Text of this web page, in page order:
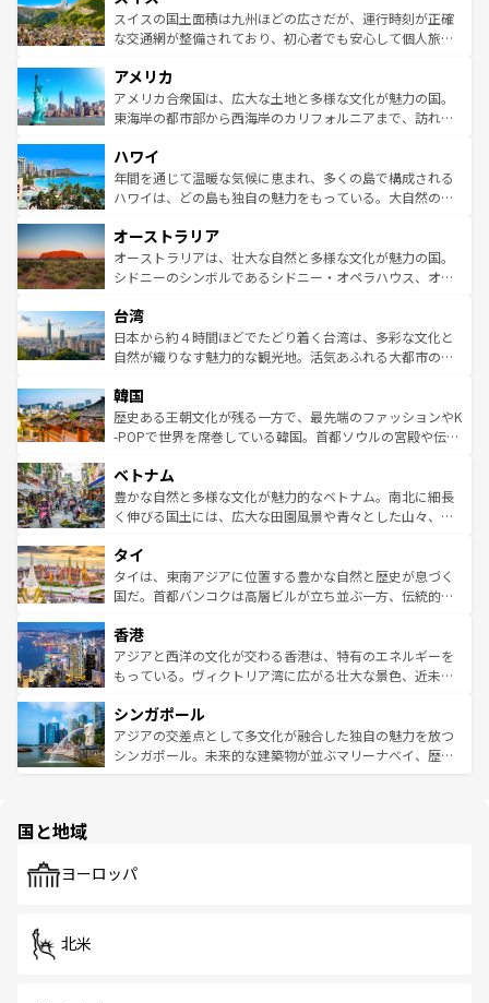
きるだろう。 なお、新着のフランス情報はコンテンツ一覧
を参照してほしい。
ドイツ情報はコンテンツ一覧を参照してほしい。
ティー、ビール好きにはたまらない英国パブ、サッカー観
戦など、本場だからこそできる体験も豊富。イギリスを旅
ンツ一覧を参照してほしい。
スイスの国土面積は九州ほどの広さだが、運行時刻が正確
な交通網が整備されており、初心者でも安心して個人旅行
の建物がそのまま残る町や、スイスならではのユニークな
博物館もあり、アルプス観光だけでなく町歩きも満喫する
ことができる。国民の所得が高いため物価も高いが、旅行
ば市内交通費無料で観光を楽しむこともできる。 なお、新
着のスイス情報はコンテンツ一覧 を参照してほしい。
アメリカ
アメリカ合衆国は、広大な土地と多様な文化が魅力の国。
東海岸の都市部から西海岸のカリフォルニアまで、訪れる
のような巨大都市は、観光、ショッピング、エンターテイ
ンメントが詰まった刺激的なスポットだ。一方、アメリカ
西部には大自然が広がり、グランドキャニオンやイエロー
部のニューオーリンズでは、音楽と美食が融合した独特の
文化が魅力。旅行者はアメリカの各地域で異なる魅力を楽
しみながら、その多様性と豊かな歴史を感じることができ
ならではの贅沢な旅のスタイルだ。 なお、新着のアメリカ
情報はコンテンツ一覧を参照してほしい。
ハワイ
年間を通じて温暖な気候に恵まれ、多くの島で構成される
ハワイは、どの島も独自の魅力をもっている。大自然の神
ワイ島は見逃せない。また、定番の観光地といえばオアフ
島だが、静かな自然を求めるならマウイ島やカウアイ島が
おすすめ。エメラルドグリーンに輝く海をはじめ、豊かな
れるおもてなしの心で訪れる人々を迎えてくれるハワイの
人々、おいしいローカルフードやハワイアンミュージッ
ク、伝統的なフラダンスなど、すべてがハワイの魅力を彩
ワイを、存分に味わってほしい。 なお、新着のハワイ情報
はコンテンツ一覧を参照してほしい。
オーストラリア
オーストラリアは、壮大な自然と多様な文化が魅力の国。
シドニーのシンボルであるシドニー・オペラハウス、オー
リアリーフや大陸中央部にそびえるウルル（エアーズロッ
ク）、タスマニアの美しい原生林やケアンズの熱帯雨林な
ど、見どころがたくさん。また、カフェやワイン、オージ
いる。アクティビティも充実しており、サーフィンやダイ
ビング、ハイキングなど、アウトドア好きにはたまらな
い。オーストラリアの多彩な魅力を存分に味わいつくそ
参照してほしい。
台湾
日本から約４時間ほどでたどり着く台湾は、多彩な文化と
自然が織りなす魅力的な観光地。活気あふれる大都市の台
ン）、静ひつな山岳地帯である台湾東部など、都市の喧騒
と山間の静けさが共存しており、訪れる人に新しい発見と
驚きをもたらしてくれる。また、奥深い台湾の食文化も魅
容にもいいと評判のスイーツなど、バラエティ豊かな料理
が味わえる。 なお、新着の台湾情報は コンテンツ一覧を参
照してほしい。
韓国
歴史ある王朝文化が残る一方で、最先端のファッションやK
-POPで世界を席巻している韓国。首都ソウルの宮殿や伝統
き、地方に足を延ばせば四季折々の自然美を楽しむことが
できる。そして、キムチや焼肉、絶品のストリートフード
まで、さまざまな韓国料理が待っている。夜には、韓国な
リティに包まれながら、韓国の多彩な魅力を心ゆくまで味
わってみてほしい。 なお、新着の韓国情報はコンテンツ一
覧を参照してほしい。
ベトナム
豊かな自然と多様な文化が魅力的なベトナム。南北に細長
く伸びる国土には、広大な田園風景や青々とした山々、世
急速な発展と共に伝統が息づく。ハノイの古い町並みやホ
ーチミン市のフランス統治時代の建物も、独特の雰囲気を
醸し出している。また、バラエティの豊かさとおいしさで
とつ。フォーやバインミー、ベトナムコーヒーなどは、ぜ
ひ現地で味わいたい。どの地域を訪れてもあたたかい人々
が旅行者を迎えてくれるので、きっと忘れられない旅にな
参照してほしい。
タイ
タイは、東南アジアに位置する豊かな自然と歴史が息づく
国だ。首都バンコクは高層ビルが立ち並ぶ一方、伝統的な
の活気が交差している。北部ではチェンマイなどの山岳地
帯で自然と触れ合い、南部ではプーケットやクラビの美し
いビーチでリゾート気分を楽しむことができる。タイ料理
激する。気候は一年中温暖で、どの季節にも異なる楽しみ
が待っている。親しみやすいタイの人々、仏教を中心とし
た文化、そして多様な観光資源が、訪れる旅人を魅了し続
香港
アジアと西洋の文化が交わる香港は、特有のエネルギーを
もっている。ヴィクトリア湾に広がる壮大な景色、近未来
み、どこを訪れても感動するはず。観光スポットが密集し
ており、効率よく見どころを回れるのも魅力。息をのむよ
うな絶景から文化的な体験まで、香港を存分に楽しみ尽く
シンガポール
アジアの交差点として多文化が融合した独自の魅力を放つ
シンガポール。未来的な建築物が並ぶマリーナベイ、歴史
で、ホーカーズは地元の風情を楽しめる外せないスポット
国と地域
ヨーロッパ
北米